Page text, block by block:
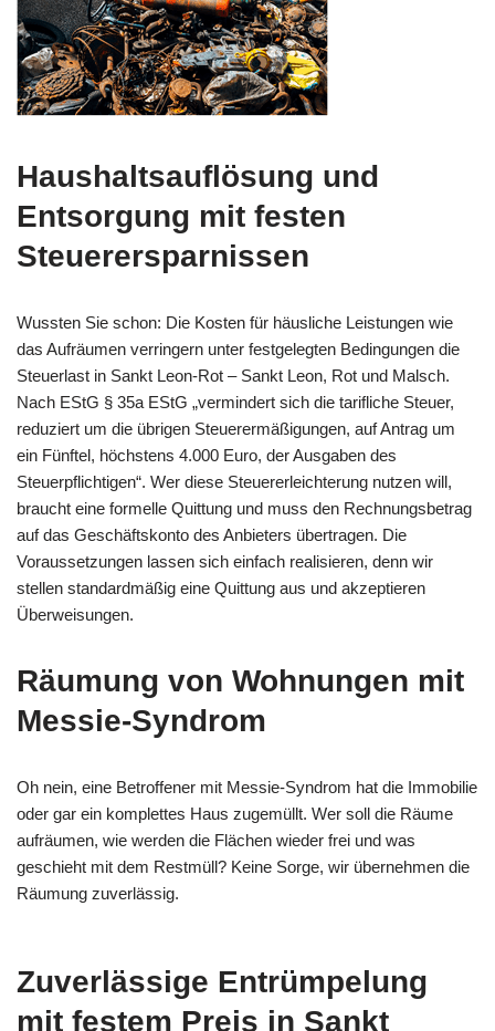
Haushaltsauflösung und
Entsorgung mit festen
Steuerersparnissen
Wussten Sie schon: Die Kosten für häusliche Leistungen wie
das Aufräumen verringern unter festgelegten Bedingungen die
Steuerlast in Sankt Leon-Rot – Sankt Leon, Rot und Malsch.
Nach EStG § 35a EStG „vermindert sich die tarifliche Steuer,
reduziert um die übrigen Steuerermäßigungen, auf Antrag um
ein Fünftel, höchstens 4.000 Euro, der Ausgaben des
Steuerpflichtigen“. Wer diese Steuererleichterung nutzen will,
braucht eine formelle Quittung und muss den Rechnungsbetrag
auf das Geschäftskonto des Anbieters übertragen. Die
Voraussetzungen lassen sich einfach realisieren, denn wir
stellen standardmäßig eine Quittung aus und akzeptieren
Überweisungen.
Räumung von Wohnungen mit
Messie-Syndrom
Oh nein, eine Betroffener mit Messie-Syndrom hat die Immobilie
oder gar ein komplettes Haus zugemüllt. Wer soll die Räume
aufräumen, wie werden die Flächen wieder frei und was
geschieht mit dem Restmüll? Keine Sorge, wir übernehmen die
Räumung zuverlässig.
Zuverlässige Entrümpelung
mit festem Preis in Sankt